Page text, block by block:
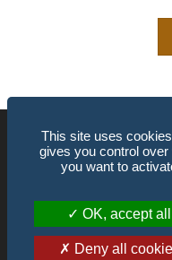
This site uses
gives you control over
you want to
OK, accept all
Deny all